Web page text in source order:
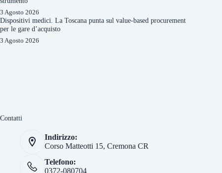
3 Agosto 2026
Dispositivi medici. La Toscana punta sul value-based procurement
per le gare d’acquisto
3 Agosto 2026
Contatti
Indirizzo:
Corso Matteotti 15, Cremona CR
Telefono:
0372-080704